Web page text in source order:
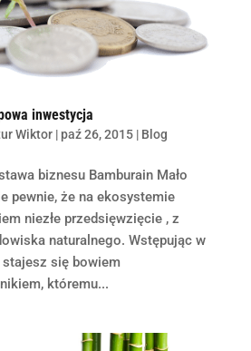
inwestycja
Wiktor| paź 26, 2015| Blog
biznesu Bamburain Mało
pewnie, że na ekosystemie
niezłe przedsięwzięcie , z
naturalnego. Wstępując w
się bowiem
któremu...